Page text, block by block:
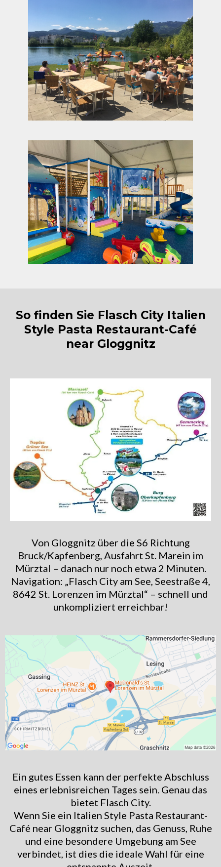
So finden Sie Flasch City Italien
Style Pasta Restaurant-Café
near Gloggnitz
Von Gloggnitz über die S6 Richtung
Bruck/Kapfenberg, Ausfahrt St. Marein im
Mürztal – danach nur noch etwa 2 Minuten.
Navigation: „Flasch City am See, Seestraße 4,
8642 St. Lorenzen im Mürztal“ – schnell und
unkompliziert erreichbar!
Ein gutes Essen kann der perfekte Abschluss
eines erlebnisreichen Tages sein. Genau das
bietet Flasch City.
Wenn Sie ein Italien Style Pasta Restaurant-
Café near Gloggnitz suchen, das Genuss, Ruhe
und eine besondere Umgebung am See
verbindet, ist dies die ideale Wahl für eine